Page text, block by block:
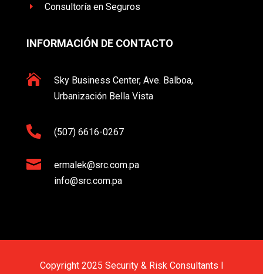
E Consultoría en Seguros
INFORMACIÓN DE CONTACTO

Sky Business Center, Ave. Balboa,
Urbanización Bella Vista
 (507) 6616-0267

ermalek@src.com.pa
info@src.com.pa
Copyright 2025 Security & Risk Consultants l